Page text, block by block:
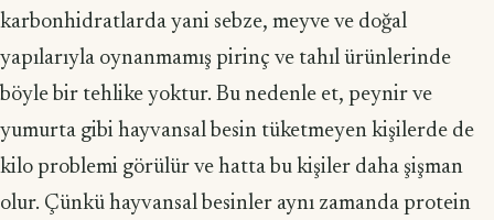
karbonhidratlarda yani sebze, meyve ve doğal
yapılarıyla oynanmamış pirinç ve tahıl ürünlerinde
böyle bir tehlike yoktur. Bu nedenle et, peynir ve
yumurta gibi hayvansal besin tüketmeyen kişilerde de
kilo problemi görülür ve hatta bu kişiler daha şişman
olur. Çünkü hayvansal besinler aynı zamanda protein